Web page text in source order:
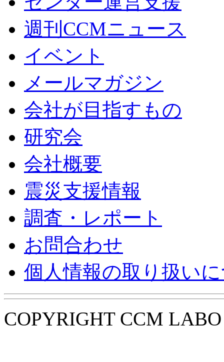
週刊CCMニュース
イベント
メールマガジン
会社が目指すもの
研究会
会社概要
震災支援情報
調査・レポート
お問合わせ
個人情報の取り扱い
COPYRIGHT CCM